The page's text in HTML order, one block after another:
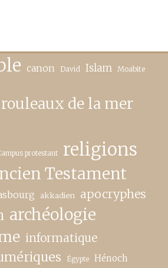
canon David Islam Moabite
de la mer
protestant religions
Testament
akkadien apocryphes
archéologie
informatique
Égypte Hénoch